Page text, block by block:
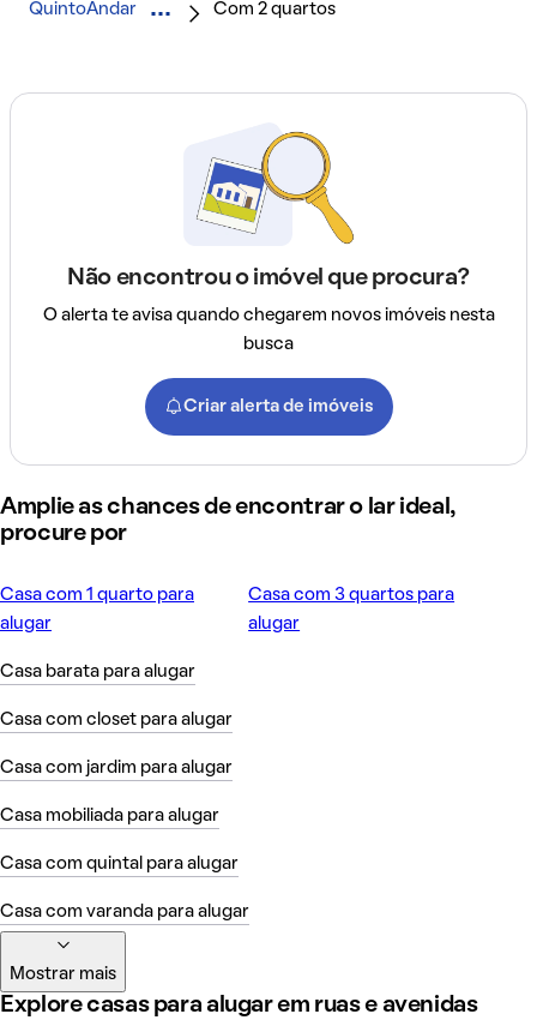
QuintoAndar Com 2 quartos
Não encontrou o imóvel que procura?
O alerta te avisa quando chegarem novos imóveis nesta
busca
Criar alerta de imóveis
Amplie as chances de encontrar o lar ideal,
procure por
Casa com 1 quarto para
alugar
Casa com 3 quartos para
alugar
Casa barata para alugar
Casa com closet para alugar
Casa com jardim para alugar
Casa mobiliada para alugar
Casa com quintal para alugar
Casa com varanda para alugar
Mostrar mais
Explore casas para alugar em ruas e avenidas